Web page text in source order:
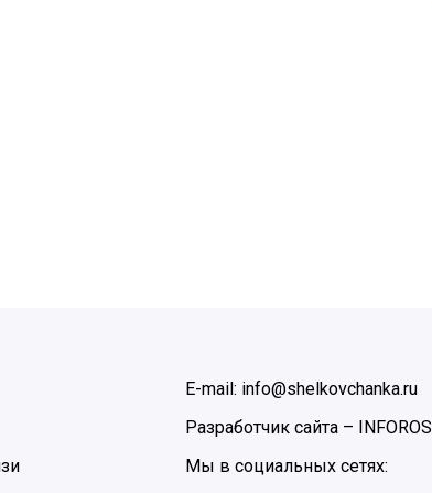
E-mail: info@shelkovchanka.ru
Разработчик сайта –
INFOROS
Мы в социальных сетях: